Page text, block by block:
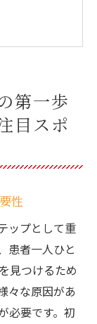
めの整骨
適な治療
の役割
沢整骨院
の重要性
療方法
実績
第一歩
目スポ
性
ップとして重
患者一人ひと
見つけるため
々な原因があ
必要です。初